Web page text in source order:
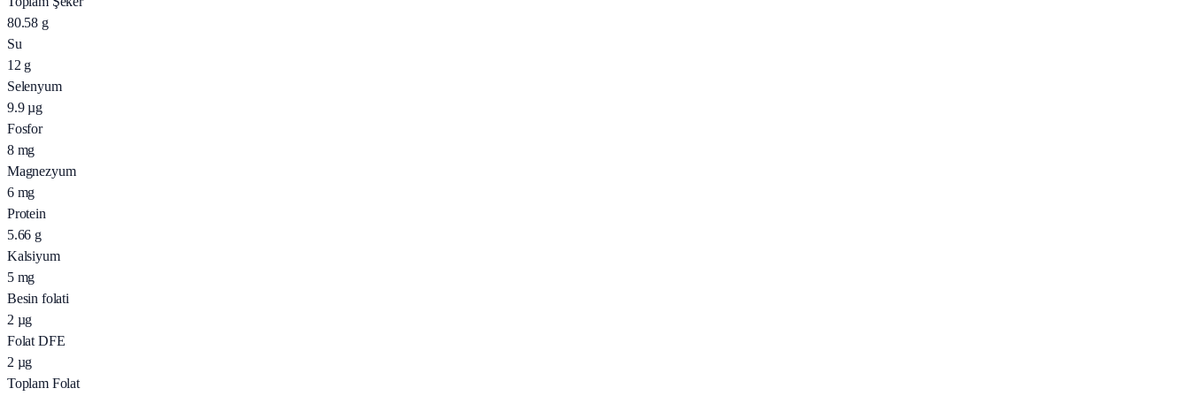
80.58 g
Su
12 g
Selenyum
9.9 µg
Fosfor
8 mg
Magnezyum
6 mg
Protein
5.66 g
Kalsiyum
5 mg
Besin folati
2 µg
Folat DFE
2 µg
Toplam Folat